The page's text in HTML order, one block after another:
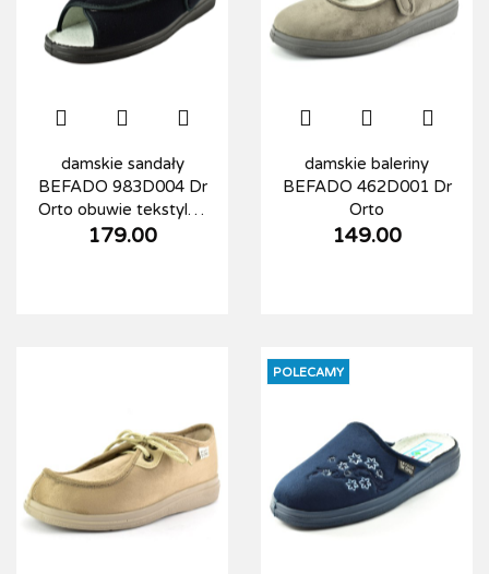
damskie sandały
BEFADO 983D004 Dr
Orto obuwie tekstylne
dasmkie
179.00
damskie baleriny
BEFADO 462D001 Dr
Orto
149.00
POLECAMY